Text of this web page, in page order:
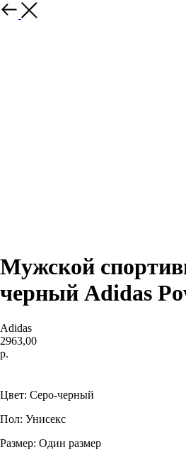
Назад
Мужской
черный Adidas
Adidas
2963,00
р.
Цвет: Серо-черный
Пол: Унисекс
Размер: Один размер